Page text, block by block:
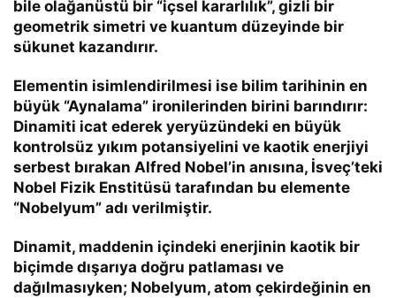
bile olağanüstü bir “içsel kararlılık”, gizli bir
geometrik simetri ve kuantum düzeyinde bir
sükunet kazandırır.
Elementin isimlendirilmesi ise bilim tarihinin en
büyük “Aynalama” ironilerinden birini barındırır:
Dinamiti icat ederek yeryüzündeki en büyük
kontrolsüz yıkım potansiyelini ve kaotik enerjiyi
serbest bırakan Alfred Nobel’in anısına, İsveç’teki
Nobel Fizik Enstitüsü tarafından bu elemente
“Nobelyum” adı verilmiştir.
Dinamit, maddenin içindeki enerjinin kaotik bir
biçimde dışarıya doğru patlaması ve
dağılmasıyken; Nobelyum, atom çekirdeğinin en